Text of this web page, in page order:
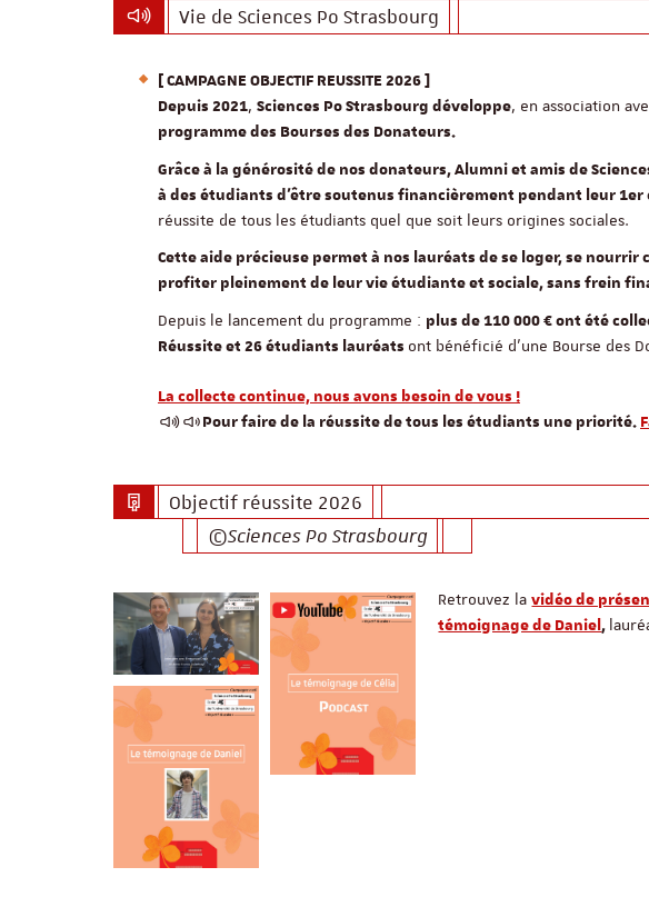
Vie de Sciences Po Strasbourg
[ CAMPAGNE OBJECTIF REUSSITE 2026 ]
Depuis 2021, Sciences Po Strasbourg développe, en association
programme des Bourses des Donateurs.
Grâce à la générosité de nos donateurs, Alumni et amis de
à des étudiants d’être soutenus financièrement pendant leur 1er
réussite de tous les étudiants quel que soit leurs origines sociales.
Cette aide précieuse permet à nos lauréats de se loger, se
profiter pleinement de leur vie étudiante et sociale, sans frein
Depuis le lancement du programme : plus de 110 000 € ont été
Réussite et 26 étudiants lauréats ont bénéficié d'une Bourse des
La collecte continue, nous avons besoin de vous !
Pour faire de la réussite de tous les étudiants une priorité.
Objectif réussite 2026
©Sciences Po Strasbourg
Retrouvez lavidéo de
témoignage de Daniel,